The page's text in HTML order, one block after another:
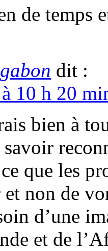
de temps
dit :
10 h 20
bien à
savoir
que les
non de
d’une
et de